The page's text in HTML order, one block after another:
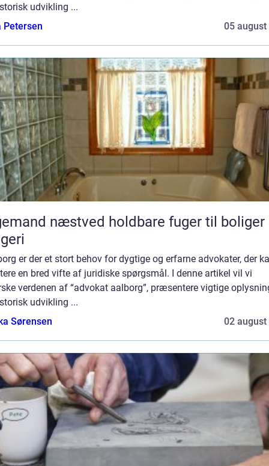
udvikling ...
Petersen
05 august
næstved holdbare fuger til boliger og
er der et stort behov for dygtige og erfarne advokater, der
en bred vifte af juridiske spørgsmål. I denne artikel vil vi
verdenen af “advokat aalborg”, præsentere vigtige
udvikling ...
Sørensen
02 august